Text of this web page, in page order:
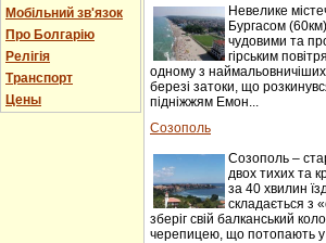
Мобільний зв'язок
Про Болгарію
Релігія
Транспорт
Цены
Невелике
Бургасом
чудовими та
гірським
одному з наймальовничіших
березі затоки, що
підніжжям Емон...
Созополь
Созополь –
двох тихих та
за 40 хвилин
складається з
зберіг свій балканський
черепицею, що потопають у